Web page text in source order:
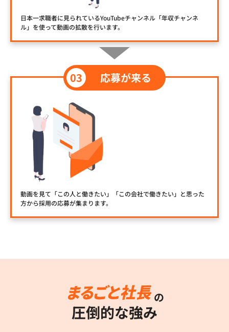
日本一求職者に見られているYouTubeチャンネル「年収チャンネ
ル」を使って動画の拡散を行います。
応募が来る
動画を見て「この人と働きたい」「この会社で働きたい」と思った
方から採用の応募が集まります。
の
圧倒的な強み